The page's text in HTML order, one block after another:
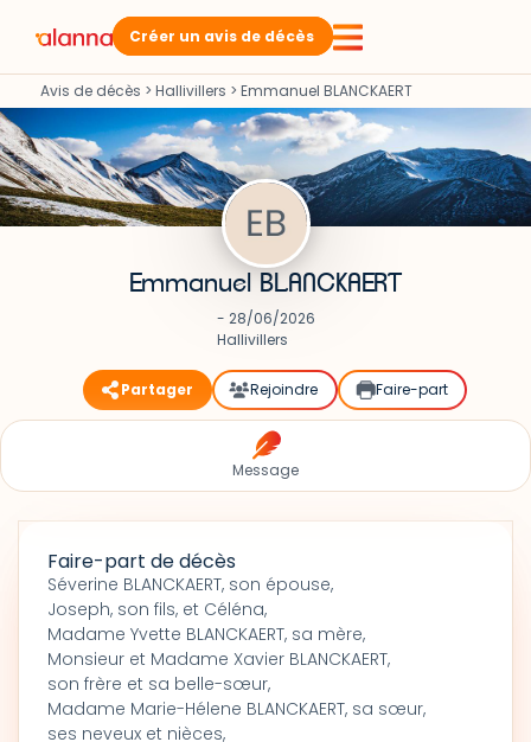
Créer un avis de décès
Avis de décès > Hallivillers > Emmanuel BLANCKAERT
Emmanuel BLANCKAERT
- 28/06/2026
Hallivillers
Partager Rejoindre Faire-part
Message
Faire-part de décès
Séverine BLANCKAERT, son épouse,
Joseph, son fils, et Céléna,
Madame Yvette BLANCKAERT, sa mère,
Monsieur et Madame Xavier BLANCKAERT,
son frère et sa belle-sœur,
Madame Marie-Hélene BLANCKAERT, sa sœur,
ses neveux et nièces,